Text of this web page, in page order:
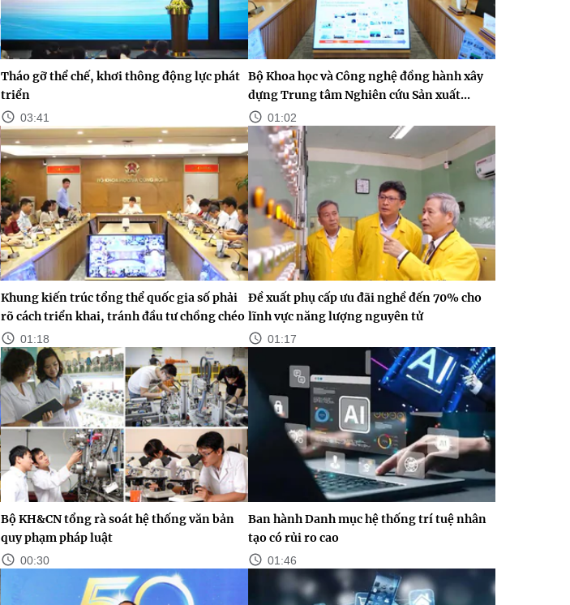
Tháo gỡ thể chế, khơi thông động lực phát
triển
03:41
Bộ Khoa học và Công nghệ đồng hành xây
dựng Trung tâm Nghiên cứu Sản xuất...
01:02
Khung kiến trúc tổng thể quốc gia số phải
rõ cách triển khai, tránh đầu tư chồng chéo
01:18
Đề xuất phụ cấp ưu đãi nghề đến 70% cho
lĩnh vực năng lượng nguyên tử
01:17
Bộ KH&CN tổng rà soát hệ thống văn bản
quy phạm pháp luật
00:30
Ban hành Danh mục hệ thống trí tuệ nhân
tạo có rủi ro cao
01:46